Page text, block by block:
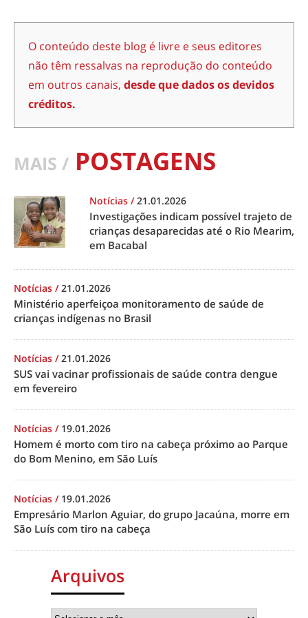
O conteúdo deste blog é livre e seus editores
não têm ressalvas na reprodução do conteúdo
em outros canais, desde que dados os devidos
créditos.
MAIS / POSTAGENS
Notícias /21.01.2026
Investigações indicam possível trajeto de
crianças desaparecidas até o Rio Mearim,
em Bacabal
Notícias /21.01.2026
Ministério aperfeiçoa monitoramento de saúde de
crianças indígenas no Brasil
Notícias /21.01.2026
SUS vai vacinar profissionais de saúde contra dengue
em fevereiro
Notícias / 19.01.2026
Homem é morto com tiro na cabeça próximo ao Parque
do Bom Menino, em São Luís
Notícias / 19.01.2026
Empresário Marlon Aguiar, do grupo Jacaúna, morre em
São Luís com tiro na cabeça
Arquivos